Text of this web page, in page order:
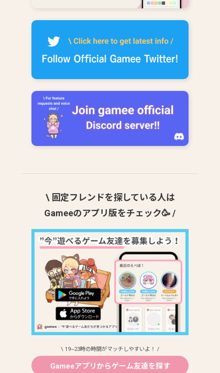
\ 固定フレンドを探している人は
Gameeのアプリ版をチェック🥳 /
\ 19~23時の時間がマッチしやすいよ！ /
Gameeアプリからゲーム友達を探す